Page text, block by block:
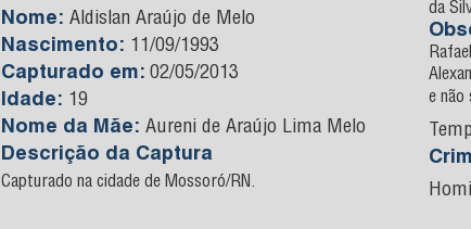
Nome: Aldislan Araújo de Melo
Nascimento: 11/09/1993
Capturado em: 02/05/2013
Idade: 19
Nome da Mãe: Aureni de Araújo Lima Melo
Descrição da Captura
Capturado na cidade de Mossoró/RN.
da
e não